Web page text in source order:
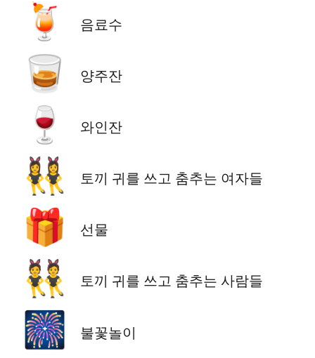
🍹 음료수
🥃 양주잔
🍷 와인잔
👯‍♀️ 토끼 귀를 쓰고 춤추는 여자들
🎁 선물
👯 토끼 귀를 쓰고 춤추는 사람들
🎆 불꽃놀이